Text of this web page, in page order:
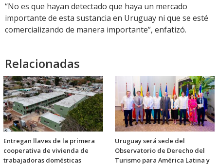
“No es que hayan detectado que haya un mercado
importante de esta sustancia en Uruguay ni que se esté
comercializando de manera importante”, enfatizó.
Relacionadas
Entregan llaves de la primera
cooperativa de vivienda de
trabajadoras domésticas
Uruguay será sede del
Observatorio de Derecho del
Turismo para América Latina y